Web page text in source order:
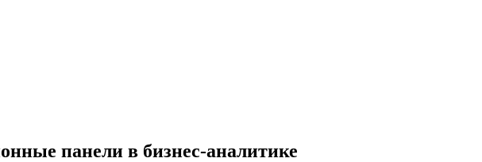
панели в бизнес-аналитике